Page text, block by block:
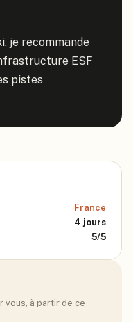
ESF
pistes
France
4 jours
5/5
vous, à partir de ce